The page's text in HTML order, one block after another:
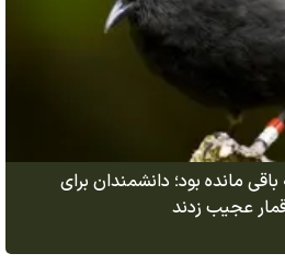
باقی مانده بود؛ دانشمندان برای
عجیب زدند